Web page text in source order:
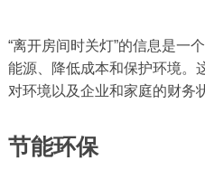
“离开房间时关灯”的信息是一
能源、降低成本和保护环境。
对环境以及企业和家庭的财务
节能环保